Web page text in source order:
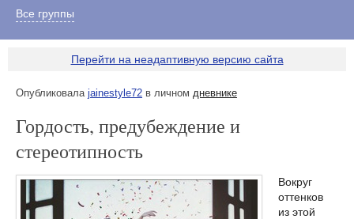
Все группы
Перейти на неадаптивную версию сайта
Опубликовала jainestyle72 в личном дневнике
Гордость, предубеждение и
стереотипность
Вокруг
оттенков
из этой